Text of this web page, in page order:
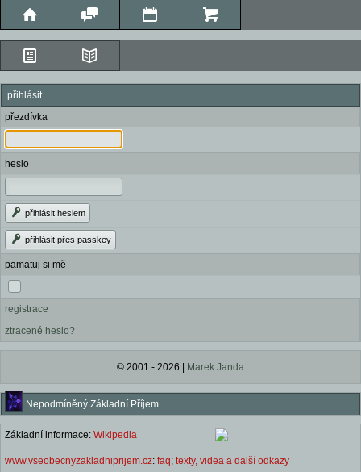
přihlásit
přezdívka
heslo
přihlásit heslem
přihlásit přes passkey
pamatuj si mě
registrace
ztracené heslo?
© 2001 - 2026 | Marek Janda
Nepodmíněný Základní Příjem
Základní informace: Wikipedia
www.vseobecnyzakladniprijem.cz: faq; texty, videa a další odkazy